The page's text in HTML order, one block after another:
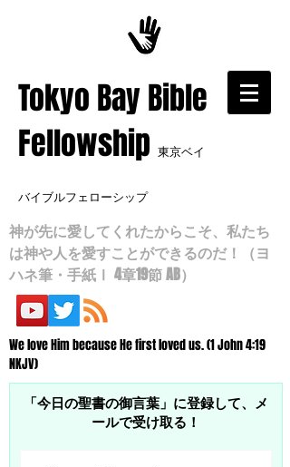
​Tokyo Bay Bible
Fellowship 東京ベイ
バイブルフェローシップ
神が先に愛してくれたからこそ、私たち
は神や人を愛すことができるのだ！（ヨ
ハネ筆・手紙Ⅰ 4章19節 AB）
We love Him because He first loved us. (1 John 4:19
NKJV)
「今日の聖書の御言葉」に登録して、メ
ールで受け取る！